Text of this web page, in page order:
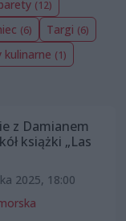
(12)
(6) Targi (6)
kulinarne (1)
z Damianem
książki „Las
2025, 18:00